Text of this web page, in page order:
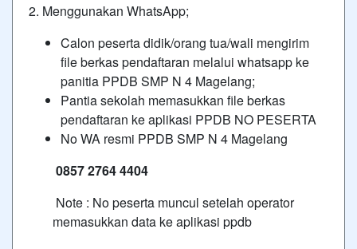
2. Menggunakan WhatsApp;
Calon peserta didik/orang tua/wali mengirim
file berkas pendaftaran melalui whatsapp ke
panitia PPDB SMP N 4 Magelang;
Pantia sekolah memasukkan file berkas
pendaftaran ke aplikasi PPDB NO PESERTA
No WA resmi PPDB SMP N 4 Magelang
0857 2764 4404
Note : No peserta muncul setelah operator
memasukkan data ke aplikasi ppdb